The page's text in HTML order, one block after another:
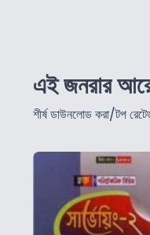
এই জনরার
শীর্ষ ডাউনলোড করা/টপ